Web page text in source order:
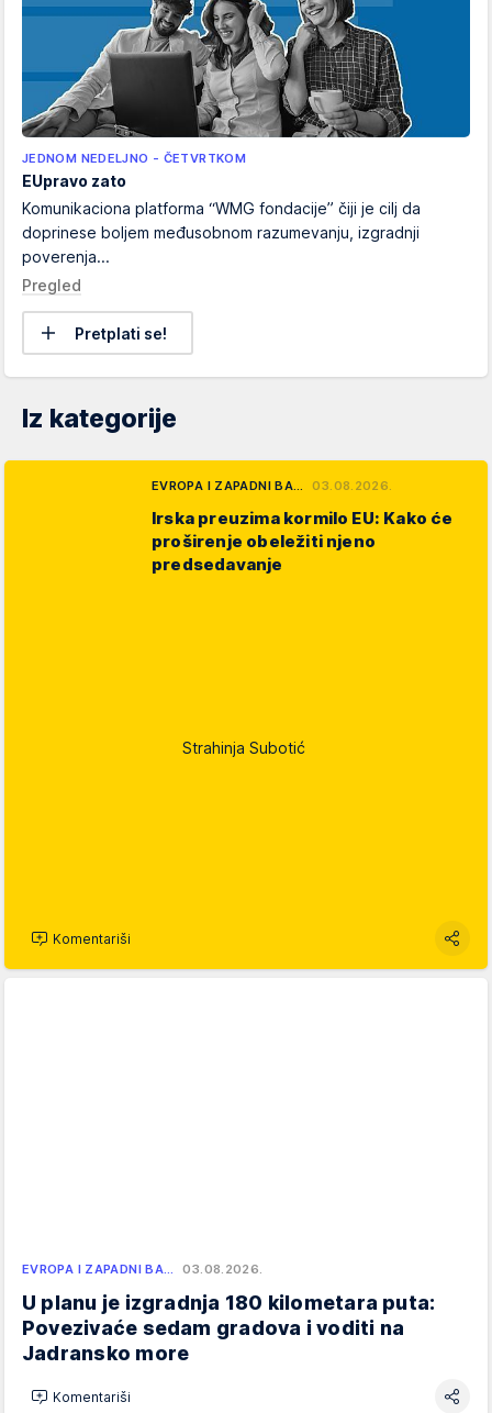
JEDNOM NEDELJNO - ČETVRTKOM
EUpravo zato
Komunikaciona platforma “WMG fondacije” čiji je cilj da
doprinese boljem međusobnom razumevanju, izgradnji
poverenja...
Pregled
Pretplati se!
Iz kategorije
EVROPA I ZAPADNI BA… 03.08.2026.
Irska preuzima kormilo EU: Kako će
proširenje obeležiti njeno
predsedavanje
Strahinja Subotić
Komentariši
EVROPA I ZAPADNI BA… 03.08.2026.
U planu je izgradnja 180 kilometara puta:
Povezivaće sedam gradova i voditi na
Jadransko more
Komentariši